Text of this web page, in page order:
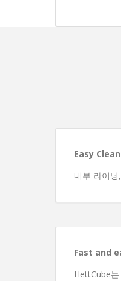
Easy
내부 라이
Fast and
HettCube